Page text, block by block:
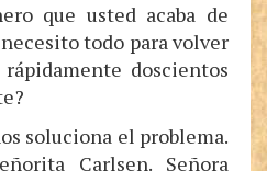
que usted acaba de
todo para volver
doscientos
soluciona el problema.
Carlsen. Señora